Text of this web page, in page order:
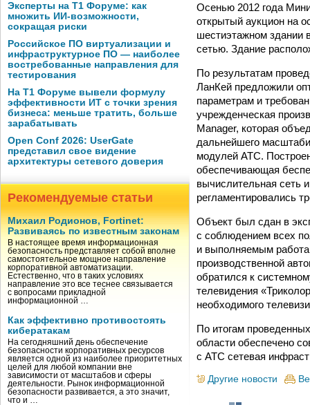
Эксперты на Т1 Форуме: как
множить ИИ-возможности,
сокращая риски
Российское ПО виртуализации и
инфраструктурное ПО — наиболее
востребованные направления для
тестирования
На Т1 Форуме вывели формулу
эффективности ИТ с точки зрения
бизнеса: меньше тратить, больше
зарабатывать
Open Conf 2026: UserGate
представил свое видение
архитектуры сетевого доверия
Рекомендуемые статьи
Михаил Родионов, Fortinet:
Развиваясь по известным законам
В настоящее время информационная
безопасность представляет собой вполне
самостоятельное мощное направление
корпоративной автоматизации.
Естественно, что в таких условиях
направление это все теснее связывается
с вопросами прикладной
информационной …
Как эффективно противостоять
кибератакам
На сегодняшний день обеспечение
безопасности корпоративных ресурсов
является одной из наиболее приоритетных
целей для любой компании вне
зависимости от масштабов и сферы
деятельности. Рынок информационной
безопасности развивается, а это значит,
что и …
Осенью 2012 года
открытый аукцион на
шестиэтажном здании
сетью. Здание
По результатам
ЛанКей предложили
параметрам и
учрежденческая
Manager, которая
дальнейшего
модулей АТС.
обеспечивающая
вычислительная сеть
регламентировались
Объект был сдан в
с соблюдением всех
и выполняемым
производственной
обратился к
телевидения
необходимого
По итогам
области обеспечено
с АТС сетевая
Другие новости